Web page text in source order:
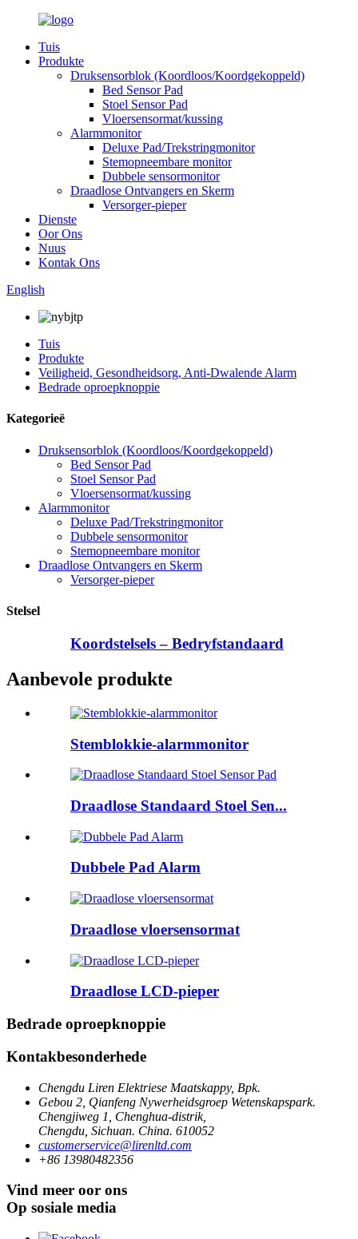
Tuis
Produkte
Druksensorblok (Koordloos/Koordgekoppeld)
Bed Sensor Pad
Stoel Sensor Pad
Vloersensormat/kussing
Alarmmonitor
Deluxe Pad/Trekstringmonitor
Stemopneembare monitor
Dubbele sensormonitor
Draadlose Ontvangers en Skerm
Versorger-pieper
Dienste
Oor Ons
Nuus
Kontak Ons
English
Tuis
Produkte
Veiligheid, Gesondheidsorg, Anti-Dwalende Alarm
Bedrade oproepknoppie
Kategorieë
Druksensorblok (Koordloos/Koordgekoppeld)
Bed Sensor Pad
Stoel Sensor Pad
Vloersensormat/kussing
Alarmmonitor
Deluxe Pad/Trekstringmonitor
Dubbele sensormonitor
Stemopneembare monitor
Draadlose Ontvangers en Skerm
Versorger-pieper
Stelsel
Koordstelsels – Bedryfstandaard
Aanbevole produkte
Stemblokkie-alarmmonitor
Draadlose Standaard Stoel Sen...
Dubbele Pad Alarm
Draadlose vloersensormat
Draadlose LCD-pieper
Bedrade oproepknoppie
Kontakbesonderhede
Chengdu Liren Elektriese Maatskappy, Bpk.
Gebou 2, Qianfeng Nywerheidsgroep Wetenskapspark.
Chengjiweg 1, Chenghua-distrik,
Chengdu, Sichuan. China. 610052
customerservice@lirenltd.com
+86 13980482356
Vind meer oor ons
Op sosiale media